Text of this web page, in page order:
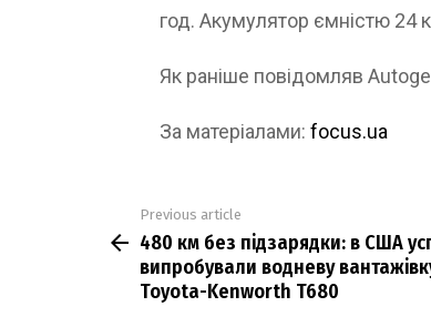
год. Акумулятор ємністю 24
Як раніше повідомляв
За матеріалами: focus.ua
more
Previous article
480 км без підзарядки: в США
випробували водневу
Toyota-Kenworth T680